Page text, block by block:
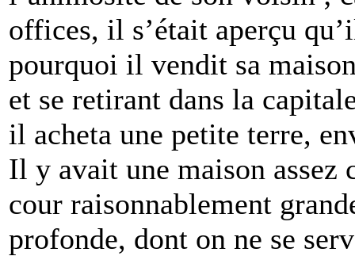
offices, il s’était aperçu
pourquoi il vendit sa
et se retirant dans la
il acheta une petite terre,
Il y avait une maison assez
cour raisonnablement
profonde, dont on ne se